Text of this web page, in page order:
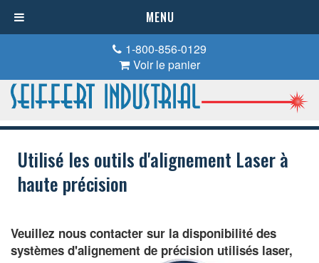
1-800-856-0129
Voir le panier
Utilisé les outils d'alignement Laser à
haute précision
Veuillez nous contacter sur la disponibilité des
systèmes d'alignement de précision utilisés laser,
MENU